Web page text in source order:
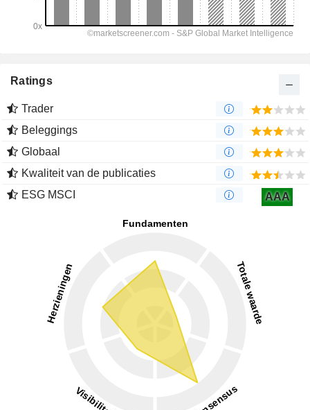
Ratings
Trader
Beleggings
Globaal
Kwaliteit van de publicaties
ESG MSCI
AAA